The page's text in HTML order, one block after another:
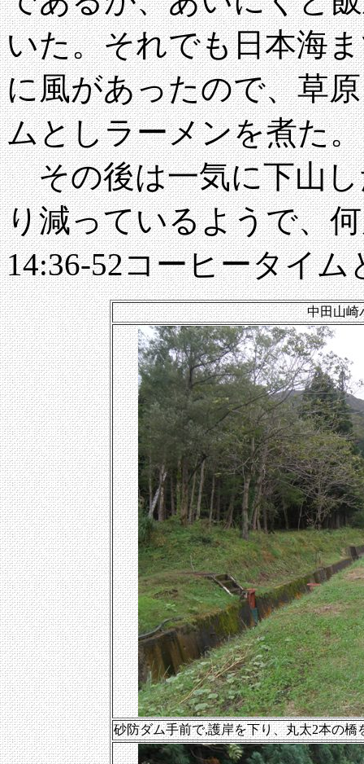
いた。それでも日本海
に風があったので、草
ムとしラーメンを煮た。
その後は一気に下山し
り減っているようで、
14:36-52コーヒータイ
中田山崎
砂防ダム手前で,護岸を下り、丸太2本の